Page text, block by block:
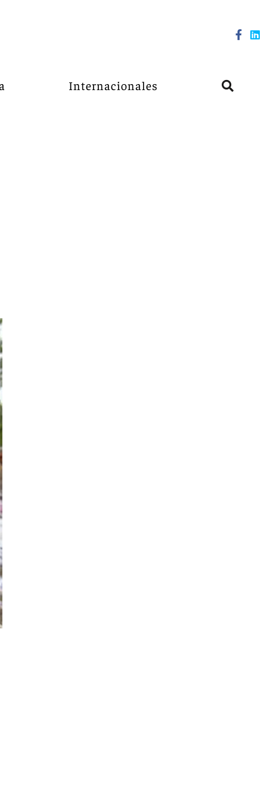
Internacionales